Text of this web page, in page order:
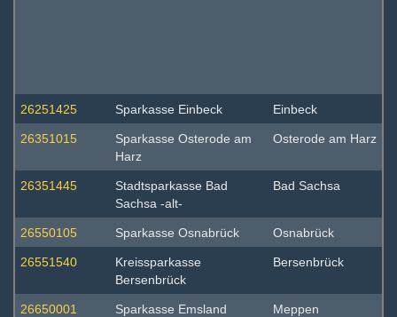
26251425 Sparkasse Einbeck Einbeck
26351015
Sparkasse Osterode am
Harz
Osterode am Harz
26351445
Stadtsparkasse Bad
Sachsa -alt-
Bad Sachsa
26550105 Sparkasse Osnabrück Osnabrück
26551540
Kreissparkasse
Bersenbrück
Bersenbrück
26650001 Sparkasse Emsland Meppen